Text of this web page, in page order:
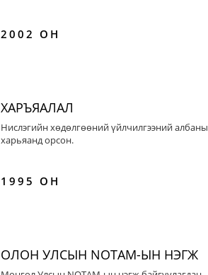
2002 ОН
ХАРЪЯАЛАЛ
Нислэгийн хөдөлгөөний үйлчилгээний албаны
харьяанд орсон.
1995 ОН
ОЛОН УЛСЫН NOTAM-ЫН НЭГЖ